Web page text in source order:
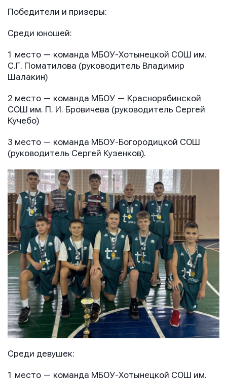
Победители и призеры:
Среди юношей:
1 место — команда МБОУ-Хотынецкой СОШ им.
С.Г. Поматилова (руководитель Владимир
Шалакин)
2 место — команда МБОУ — Краснорябинской
СОШ им. П. И. Бровичева (руководитель Сергей
Кучебо)
3 место — команда МБОУ-Богородицкой СОШ
(руководитель Сергей Кузенков).
Среди девушек:
1 место — команда МБОУ-Хотынецкой СОШ им.